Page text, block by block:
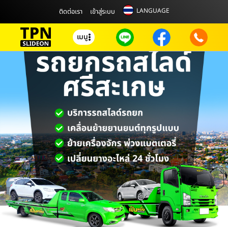
ติดต่อเรา เข้าสู่ระบบ LANGUAGE
เมนู